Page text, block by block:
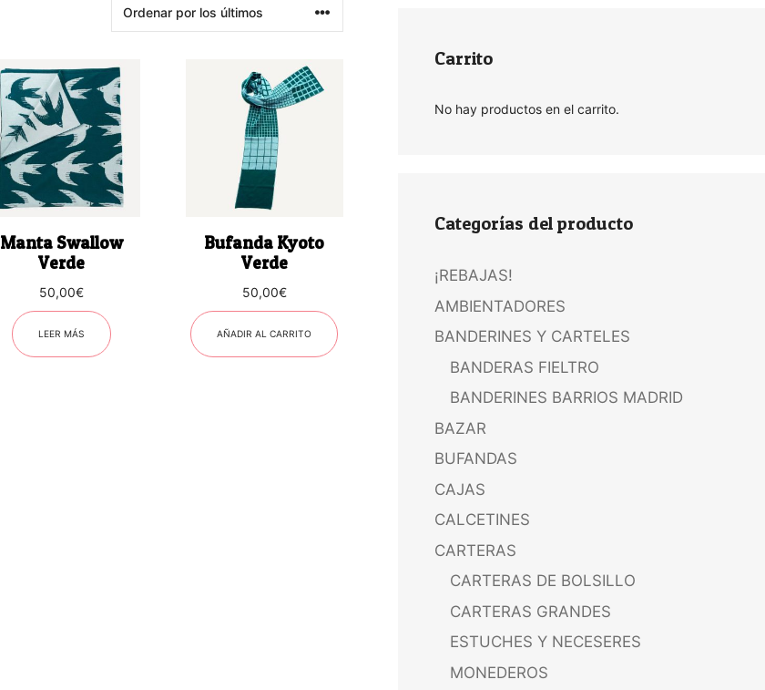
Manta Swallow
Verde
50,00€
LEER MÁS
Bufanda Kyoto
Verde
50,00€
AÑADIR AL CARRITO
Carrito
No hay productos en el carrito.
Categorías del producto
¡REBAJAS!
AMBIENTADORES
BANDERINES Y CARTELES
BANDERAS FIELTRO
BANDERINES BARRIOS MADRID
BAZAR
BUFANDAS
CAJAS
CALCETINES
CARTERAS
CARTERAS DE BOLSILLO
CARTERAS GRANDES
ESTUCHES Y NECESERES
MONEDEROS